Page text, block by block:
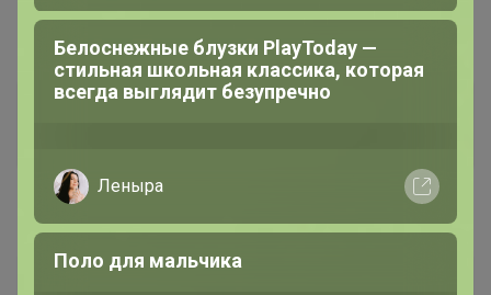
18 января, 2021 12:58
Белоснежные блузки PlayToday —
стильная школьная классика, которая
всегда выглядит безупречно
Леныра
Поло для мальчика